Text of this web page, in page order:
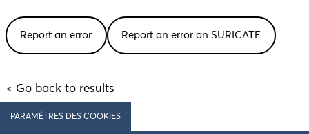
Report an error Report an error on SURICATE
< Go back to results
PARAMÈTRES DES COOKIES